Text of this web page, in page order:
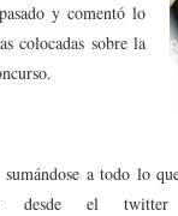
y comentó lo
colocadas sobre la
a todo lo
desde el